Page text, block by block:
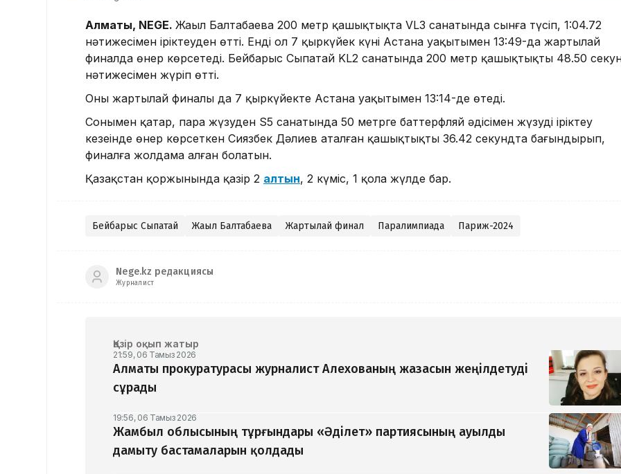
Алматы, NEGE. Жаңыл Балтабаева 200 метр қашықтықта VL3 санатында сынға түсіп, 1:04.72
нәтижесімен іріктеуден өтті. Енді ол 7 қыркүйек күні Астана уақытымен 13:49-да жартылай
финалда өнер көрсетеді. Бейбарыс Сыпатай KL2 санатында 200 метр қашықтықты 48.50
нәтижесімен жүріп өтті.
Оның жартылай финалы да 7 қыркүйекте Астана уақытымен 13:14-де өтеді.
Сонымен қатар, пара жүзуден S5 санатында 50 метрге баттерфляй әдісімен жүзудің іріктеу
кезеңінде өнер көрсеткен Сиязбек Дәлиев аталған қашықтықты 36.42 секундта бағындырып,
финалға жолдама алған болатын.
Қазақстан қоржынында қазір 2 алтын, 2 күміс, 1 қола жүлде бар.
Бейбарыс Сыпатай Жаңыл Балтабаева Жартылай финал Паралимпиада Париж-2024
Nege.kz редакциясы
Журналист
Қазір оқып жатыр
21:59, 06 Тамыз 2026
Алматы прокуратурасы журналист Алехованың жазасын жеңілдетуді
сұрады
19:56, 06 Тамыз 2026
Жамбыл облысының тұрғындары «Әділет» партиясының ауылды
дамыту бастамаларын қолдады